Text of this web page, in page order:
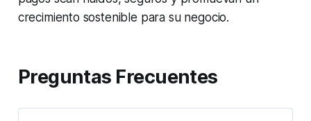
crecimiento sostenible para su negocio.
Preguntas Frecuentes